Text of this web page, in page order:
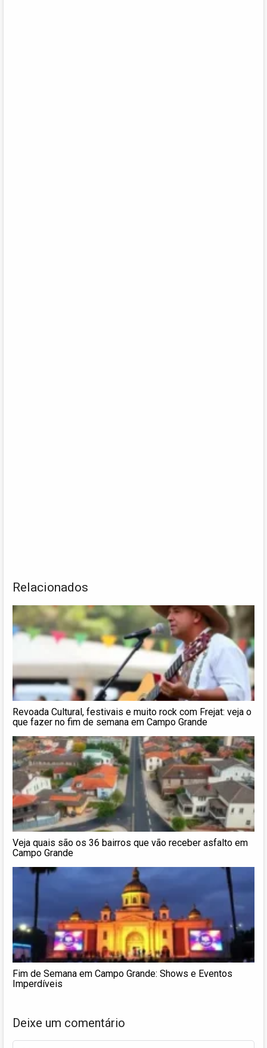
Relacionados
Revoada Cultural, festivais e muito rock com Frejat: veja o
que fazer no fim de semana em Campo Grande
Veja quais são os 36 bairros que vão receber asfalto em
Campo Grande
Fim de Semana em Campo Grande: Shows e Eventos
Imperdíveis
Deixe um comentário